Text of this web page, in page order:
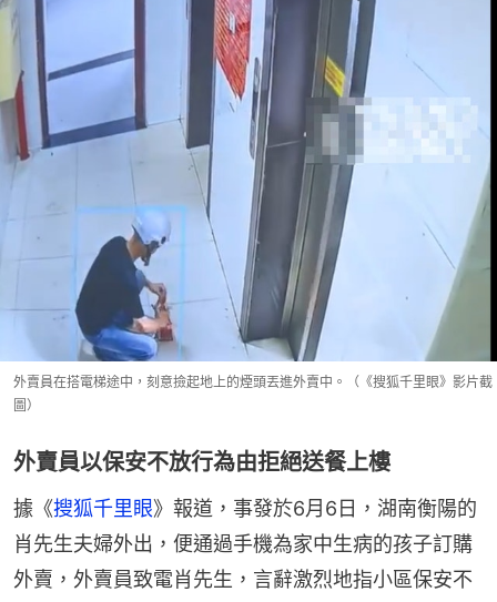
外賣員在搭電梯途中，刻意撿起地上的煙頭丟進外賣中。（《搜狐千里眼》影片截
圖）
外賣員以保安不放行為由拒絕送餐上樓
據《搜狐千里眼》報道，事發於6月6日，湖南衡陽的
肖先生夫婦外出，便通過手機為家中生病的孩子訂購
外賣，外賣員致電肖先生，言辭激烈地指小區保安不